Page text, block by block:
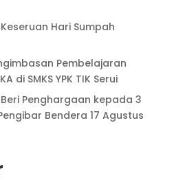
Keseruan Hari Sumpah
Pembelajaran
di SMKS YPK TIK Serui
Beri Penghargaan kepada 3
Bendera 17 Agustus